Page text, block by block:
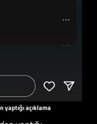
yaptığı açıklama